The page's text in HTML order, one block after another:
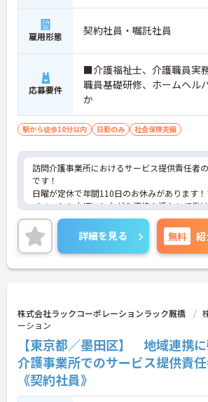
雇用形態 契約社員・嘱託社員
応募要件
■介護福祉士、介護職員実
職員基礎研修、ホームヘル
か
駅から徒歩10分以内 日勤のみ 社会保険完備
訪問介護事業所におけるサービス提供責任者
です！
日曜が定休で年間110日のお休みがあります！
イベートも大切にしながら資格を活かして働
修や勉強会などスキルアップを目指せる環境
ています！
ご興味ある方には、面接のポイントなど、さ
細をお話致しますのでお気軽にご相談くださ
詳細を見る 無料 紹
株式会社ラックコーポレーションラック厩橋
ーション
【東京都／墨田区】 地域連携
介護事業所でのサービス提供責
《契約社員》